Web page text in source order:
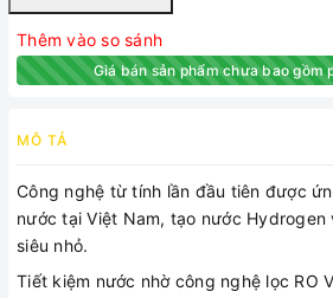
Thêm vào so sánh
Giá bán sản phẩm chưa bao gồm
MÔ TẢ
Công nghệ từ tính lần đầu tiên được
nước tại Việt Nam, tạo nước
siêu nhỏ.
Tiết kiệm nước nhờ công nghệ lọc RO